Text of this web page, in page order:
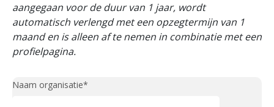
aangegaan voor de duur van 1 jaar, wordt
automatisch verlengd met een opzegtermijn van 1
maand en is alleen af te nemen in combinatie met een
profielpagina.
Naam organisatie*